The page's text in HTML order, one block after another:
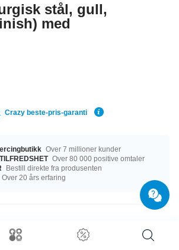
stål, gull,
med
Crazy beste-pris-garanti
Over 7 millioner kunder
Over 80 000 positive omtaler
Bestill direkte fra produsenten
Over 20 års erfaring